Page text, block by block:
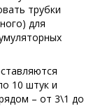
трубки
для
10 штук и
– от 3\1 до